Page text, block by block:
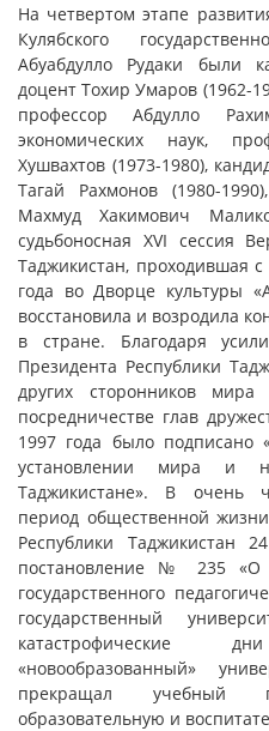
На четвертом этапе
Кулябского
Абуабдулло Рудаки были
доцент Тохир Умаров (1962-
профессор Абдулло
экономических наук,
Хушвахтов (1973-1980),
Тагай Рахмонов (1980-
Махмуд Хакимович
судьбоносная XVI сессия
Таджикистан, проходившая
года во Дворце культуры
восстановила и возродила
в стране. Благодаря
Президента Республики
других сторонников
посредничестве глав
1997 года было подписано
установлении мира и
Таджикистане». В очень
период общественной
Республики Таджикистан
постановление № 235 «О
государственного
государственный
катастрофические
«новообразованный»
прекращал учебный
образовательную и